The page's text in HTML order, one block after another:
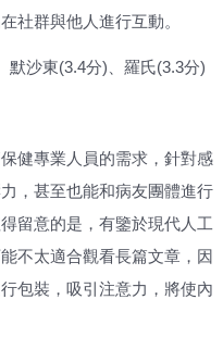
社群與他人進行互動。
默沙東(3.4分)、羅氏(3.3分)
健專業人員的需求，針對感
，甚至也能和病友團體進行
留意的是，有鑒於現代人工
不太適合觀看長篇文章，因
包裝，吸引注意力，將使內